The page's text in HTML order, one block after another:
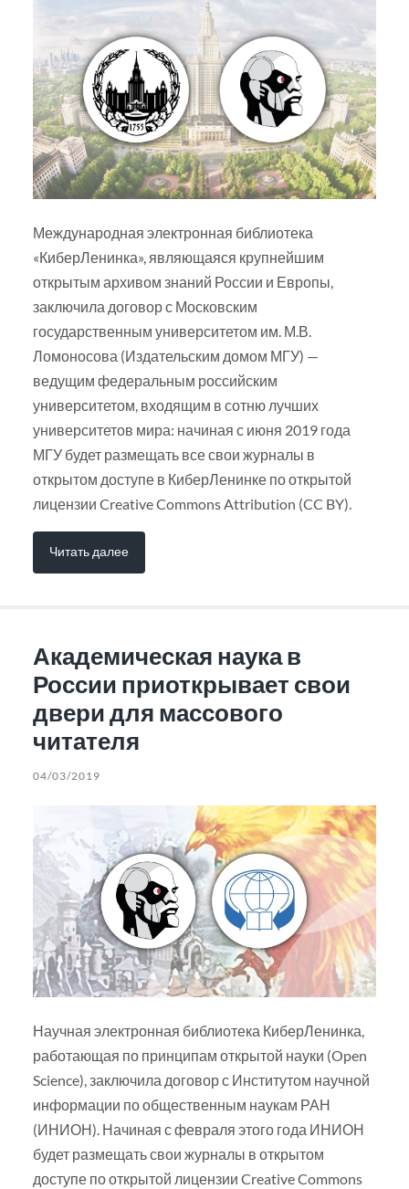
Международная электронная библиотека
«КиберЛенинка», являющаяся крупнейшим
открытым архивом знаний России и Европы,
заключила договор с Московским
государственным университетом им. М.В.
Ломоносова (Издательским домом МГУ) —
ведущим федеральным российским
университетом, входящим в сотню лучших
университетов мира: начиная с июня 2019 года
МГУ будет размещать все свои журналы в
открытом доступе в КиберЛенинке по открытой
лицензии Creative Commons Attribution (CC BY).
Читать далее
Академическая наука в
России приоткрывает свои
двери для массового
читателя
04/03/2019
Научная электронная библиотека КиберЛенинка,
работающая по принципам открытой науки (Open
Science), заключила договор с Институтом научной
информации по общественным наукам РАН
(ИНИОН). Начиная с февраля этого года ИНИОН
будет размещать свои журналы в открытом
доступе по открытой лицензии Creative Commons